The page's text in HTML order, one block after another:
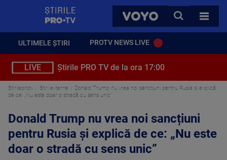
VOYO
CAUTA
TOATE
ULTIMELE ȘTIRI PROTV NEWS LIVE
LIVE Știrile PRO TV de la ora 17:00
Stirileprotv Stiri externe
Donald Trump nu vrea noi sancțiuni pentru Rusia și explică
de ce: „Nu este doar o stradă cu sens unic”
Donald Trump nu vrea noi sancțiuni
pentru Rusia și explică de ce: „Nu este
doar o stradă cu sens unic”